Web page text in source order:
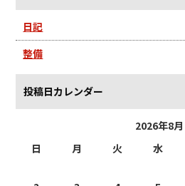
日記
整備
投稿日カレンダー
2026年8月
日
月 火 水